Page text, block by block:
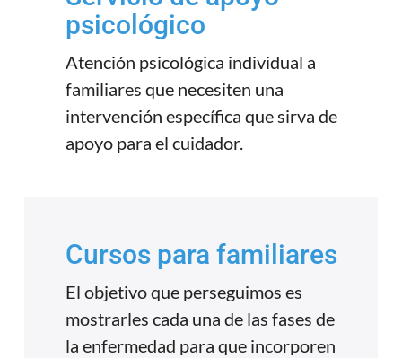
psicológico
Atención psicológica individual a
familiares que necesiten una
intervención específica que sirva de
apoyo para el cuidador.
Cursos para familiares
El objetivo que perseguimos es
mostrarles cada una de las fases de
la enfermedad para que incorporen